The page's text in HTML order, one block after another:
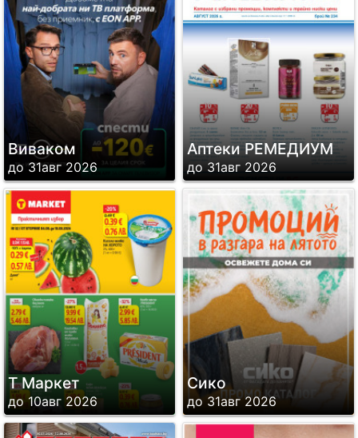
Виваком
до 31авг 2026
Аптеки РЕМЕДИУМ
до 31авг 2026
Т Маркет
до 10авг 2026
Сико
до 31авг 2026